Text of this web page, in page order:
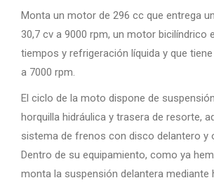
Monta un motor de 296 cc que entrega
30,7 cv a 9000 rpm, un motor bicilíndrico
tiempos y refrigeración líquida y que
a 7000 rpm.
El ciclo de la moto dispone de
horquilla hidráulica y trasera de resorte,
sistema de frenos con disco delantero y
Dentro de su equipamiento, como ya
monta la suspensión delantera mediante